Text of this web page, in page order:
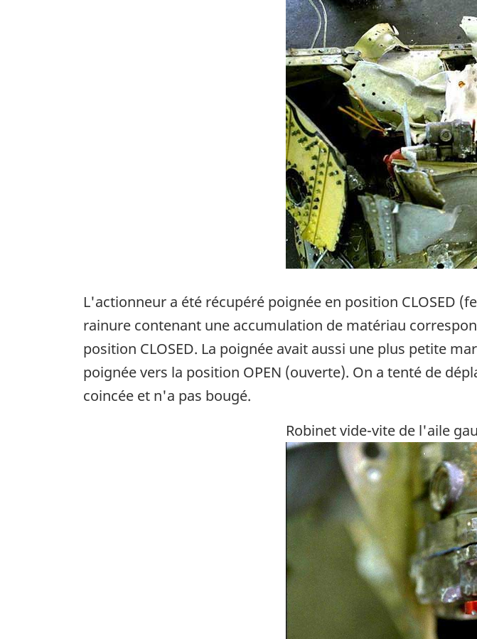
L'actionneur a été récupéré poignée en position CLOSED
rainure contenant une accumulation de matériau
position CLOSED. La poignée avait aussi une plus petite
poignée vers la position OPEN (ouverte). On a tenté de
coincée et n'a pas bougé.
Robinet vide-vite de l'aile
Image